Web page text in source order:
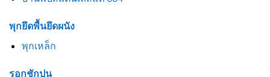
พุกยึดพื้นยึดผนัง
พุกเหล็ก
รอกชักปูน